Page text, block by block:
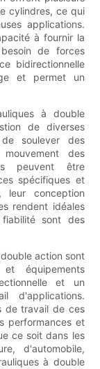
cylindres, ce qui
applications.
à fournir la
de forces
bidirectionnelle
et permet un
à double
de diverses
soulever des
des
peuvent être
spécifiques et
leur conception
rendent idéales
sont des
action sont
équipements
et un
d'applications.
de travail de ces
performances et
ce soit dans les
d'automobile,
à double